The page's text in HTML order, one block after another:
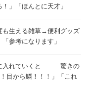
」「ほんとに天才」
も生える雑草→便利グッズ
参考になります」
入れていくと…… 驚きの
目から鱗！！！」「これ